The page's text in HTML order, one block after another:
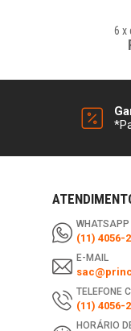
6 x
WHATSAPP
(11) 4056-
E-MAIL
TELEFONE
(11) 4056-
HORÁRIO